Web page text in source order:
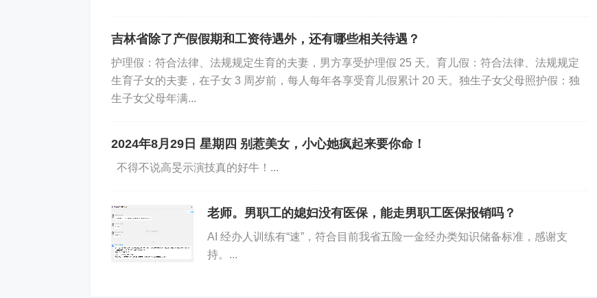
吉林省除了产假假期和工资待遇外，还有哪些相关待遇？
护理假：符合法律、法规规定生育的夫妻，男方享受护理假 25 天。育儿假：符合法律、法规规定
生育子女的夫妻，在子女 3 周岁前，每人每年各享受育儿假累计 20 天。独生子女父母照护假：独
生子女父母年满...
2024年8月29日 星期四 别惹美女，小心她疯起来要你命！
不得不说高旻示演技真的好牛！...
老师。男职工的媳妇没有医保，能走男职工医保报销吗？
AI 经办人训练有“速”，符合目前我省五险一金经办类知识储备标准，感谢支
持。...